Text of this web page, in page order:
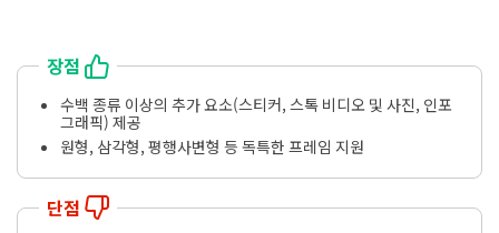
장점
수백 종류 이상의 추가 요소(스티커, 스톡 비디오 및 사진, 인포
그래픽) 제공
원형, 삼각형, 평행사변형 등 독특한 프레임 지원
단점